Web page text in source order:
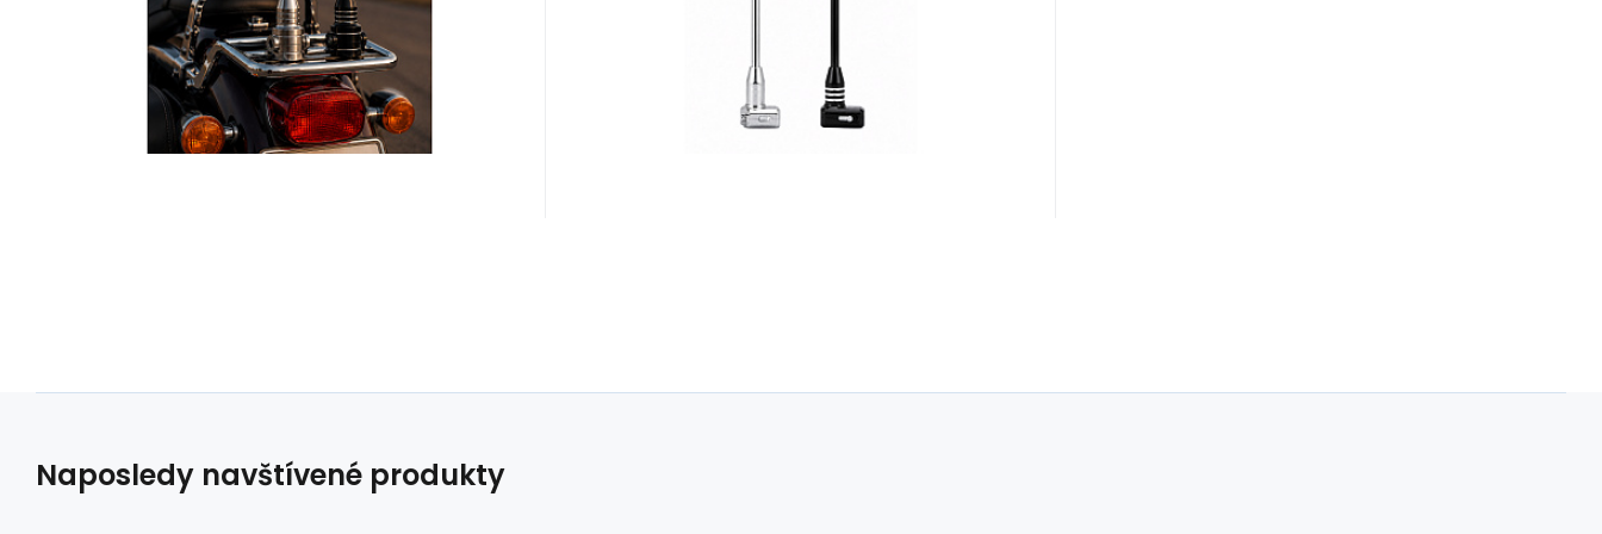
Naposledy navštívené produkty